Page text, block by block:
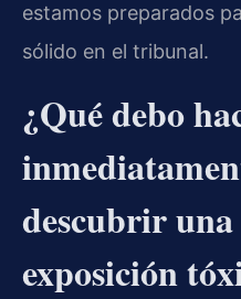
estamos preparados
sólido en el tribunal.
¿Qué debo
descubrir
exposición